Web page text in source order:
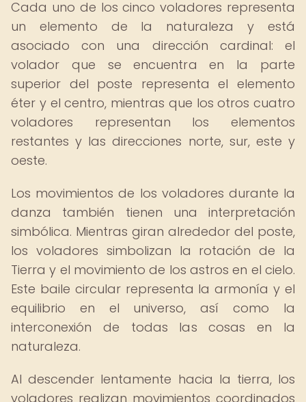
Cada uno de los cinco voladores representa
un elemento de la naturaleza y está
asociado con una dirección cardinal: el
volador que se encuentra en la parte
superior del poste representa el elemento
éter y el centro, mientras que los otros cuatro
voladores representan los elementos
restantes y las direcciones norte, sur, este y
oeste.
Los movimientos de los voladores durante la
danza también tienen una interpretación
simbólica. Mientras giran alrededor del poste,
los voladores simbolizan la rotación de la
Tierra y el movimiento de los astros en el cielo.
Este baile circular representa la armonía y el
equilibrio en el universo, así como la
interconexión de todas las cosas en la
naturaleza.
Al descender lentamente hacia la tierra, los
voladores realizan movimientos coordinados